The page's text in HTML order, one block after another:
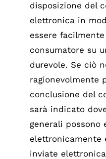
disposizione del
elettronica in
essere
consumatore su
durevole. Se ciò
ragionevolmente
conclusione del
sarà indicato
generali possono
elettronicamente
inviate